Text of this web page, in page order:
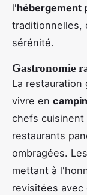
l'hébergement
traditionnelles,
sérénité.
Gastronomie
La
vivre en
chefs cuisinent
restaurants
ombragées.
mettant à
revisitées avec